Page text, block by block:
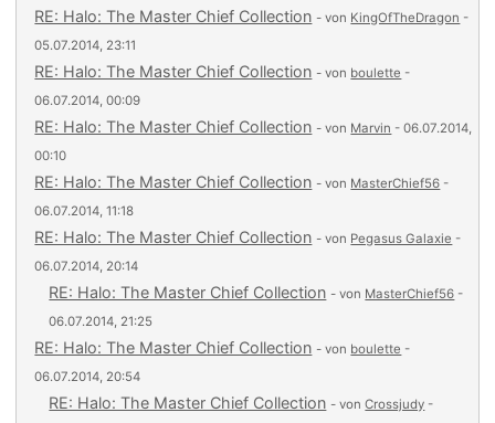
RE: Halo: The Master Chief Collection - von KingOfTheDragon -
05.07.2014, 23:11
RE: Halo: The Master Chief Collection - von boulette -
06.07.2014, 00:09
RE: Halo: The Master Chief Collection - von Marvin - 06.07.2014,
00:10
RE: Halo: The Master Chief Collection - von MasterChief56 -
06.07.2014, 11:18
RE: Halo: The Master Chief Collection - von Pegasus Galaxie -
06.07.2014, 20:14
RE: Halo: The Master Chief Collection - von MasterChief56 -
06.07.2014, 21:25
RE: Halo: The Master Chief Collection - von boulette -
06.07.2014, 20:54
RE: Halo: The Master Chief Collection - vonCrossjudy -